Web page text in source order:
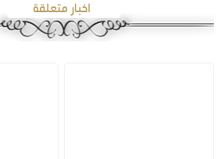
اخبار متعلقة